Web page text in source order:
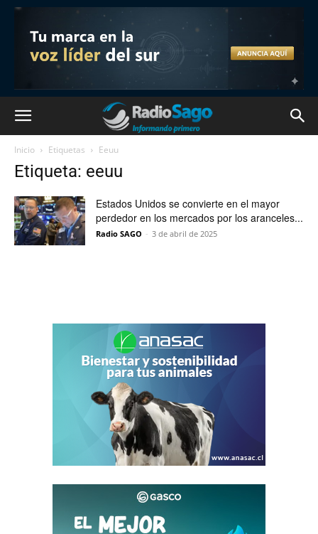
Inicio Etiquetas Eeuu
Etiqueta: eeuu
Estados Unidos se convierte en el mayor
perdedor en los mercados por los aranceles...
Radio SAGO - 3 de abril de 2025